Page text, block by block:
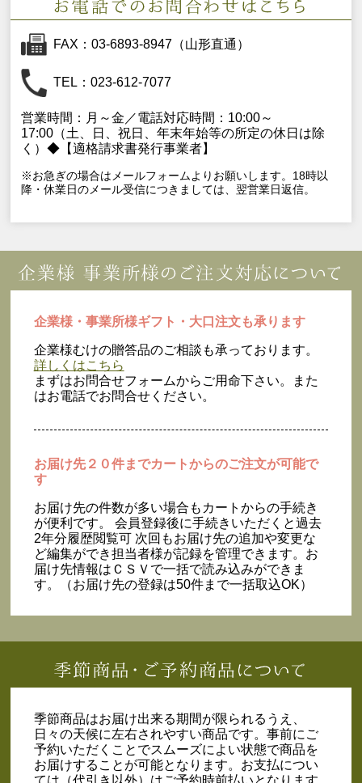
FAX：03-6893-8947（山形直通）
TEL：023-612-7077
営業時間：月～金／電話対応時間：10:00～
17:00（土、日、祝日、年末年始等の所定の休日は除
く）◆【適格請求書発行事業者】
※お急ぎの場合はメールフォームよりお願いします。18時以
降・休業日のメール受信につきましては、翌営業日返信。
企業様・事業所様ギフト・大口注文も承ります
企業様むけの贈答品のご相談も承っております。
詳しくはこちら
まずはお問合せフォームからご用命下さい。また
はお電話でお問合せください。
お届け先２０件までカートからのご注文が可能で
す
お届け先の件数が多い場合もカートからの手続き
が便利です。 会員登録後に手続きいただくと過去
2年分履歴閲覧可 次回もお届け先の追加や変更な
ど編集ができ担当者様が記録を管理できます。お
届け先情報はＣＳＶで一括で読み込みができま
す。（お届け先の登録は50件まで一括取込OK）
季節商品はお届け出来る期間が限られるうえ、
日々の天候に左右されやすい商品です。事前にご
予約いただくことでスムーズによい状態で商品を
お届けすることが可能となります。お支払につい
ては（代引き以外）はご予約時前払いとなります